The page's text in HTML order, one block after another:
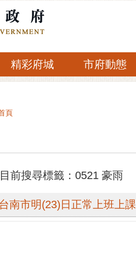
精彩府城 市府動態
頁
前搜尋標籤：0521 豪雨
台南市明(23)日正常上班上課